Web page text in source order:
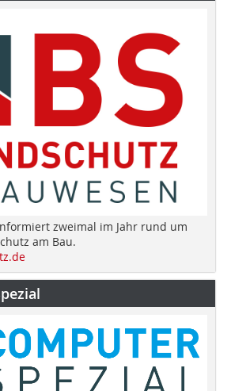
zweimal im Jahr rund um
am Bau.